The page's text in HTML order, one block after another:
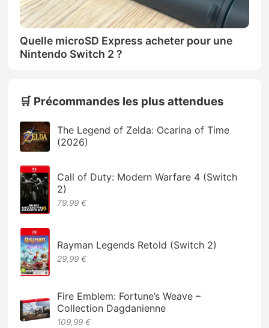
Quelle microSD Express acheter pour une
Nintendo Switch 2 ?
🛒 Précommandes les plus attendues
The Legend of Zelda: Ocarina of Time
(2026)
Call of Duty: Modern Warfare 4 (Switch
2)
79.99 €
Rayman Legends Retold (Switch 2)
29,99 €
Fire Emblem: Fortune’s Weave –
Collection Dagdanienne
109,99 €